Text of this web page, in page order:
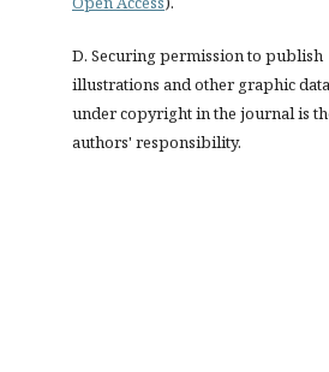
D. Securing permission to publish
illustrations and other graphic data
under copyright in the journal is
authors' responsibility.